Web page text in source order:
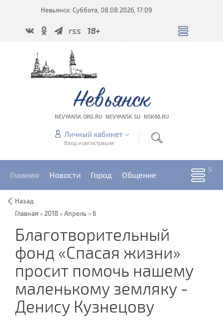
Невьянск: Суббота, 08.08.2026, 17:09
rss 18+
Невьянск
NEVYANSK.ORG.RU · NEVYANSK.SU · NSK66.RU
Личный кабинет
Вход и регистрация
Главная Новости Город Общение
Назад
Главная » 2018 »Апрель »6
Благотворительный
фонд «Спасая жизни»
просит помочь нашему
маленькому земляку -
Денису Кузнецову